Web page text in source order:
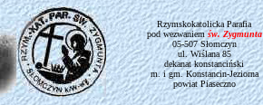
Rzymskokatolicka Parafia
pod wezwaniemśw. Zygmunta
05-507 Słomczyn
ul. Wiślana 85
dekanat konstanciński
m. i gm. Konstancin-Jeziorna
powiat Piaseczno